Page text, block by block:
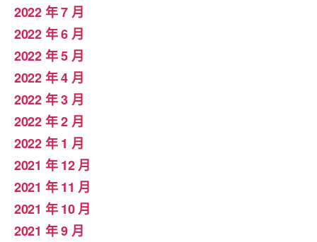
2022 年 7 月
2022 年 6 月
2022 年 5 月
2022 年 4 月
2022 年 3 月
2022 年 2 月
2022 年 1 月
2021 年 12 月
2021 年 11 月
2021 年 10 月
2021 年 9 月